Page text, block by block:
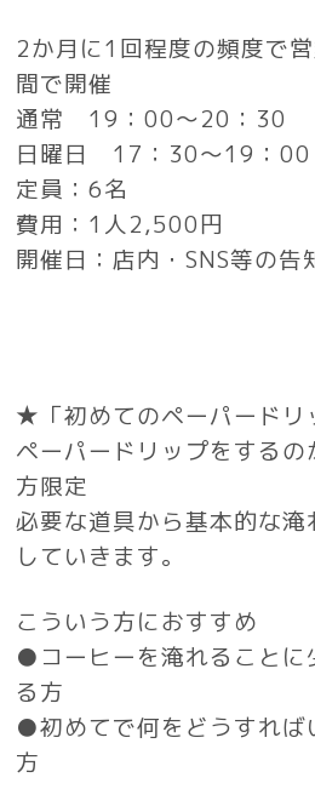
2か月に1回程度の頻度で
間で開催
通常 19：00～20：30
日曜日 17：30～19：00
定員：6名
費用：1人2,500円
開催日：店内・SNS等の告
★「初めてのペーパードリ
ペーパードリップをする
方限定
必要な道具から基本的な
していきます。
こういう方におすすめ
●コーヒーを淹れることに
る方
●初めてで何をどうすれば
方